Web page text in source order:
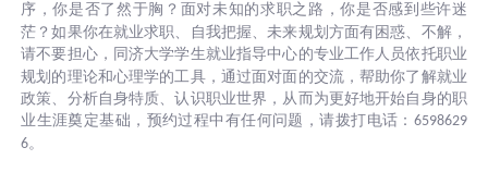
序，你是否了然于胸？ 面对未知的求职之路，你是否感到些许迷
茫？如果你在就业求职、自我把握、未来规划方面有困惑、不解，
请不要担心，同济大学学生就业指导中心的专业工作人员依托职业
规划的理论和心理学的工具，通过面对面的交流，帮助你了解就业
政策、分析自身特质、认识职业世界，从而为更好地开始自身的职
业生涯奠定基础，预约过程中有任何问题，请拨打电话： 6598629
6。